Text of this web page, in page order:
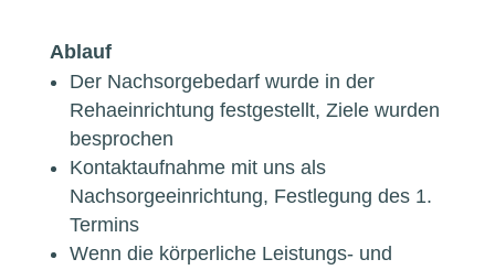
Ablauf
Der Nachsorgebedarf wurde in der
Rehaeinrichtung festgestellt, Ziele wurden
besprochen
Kontaktaufnahme mit uns als
Nachsorgeeinrichtung, Festlegung des 1.
Termins
Wenn die körperliche Leistungs- und